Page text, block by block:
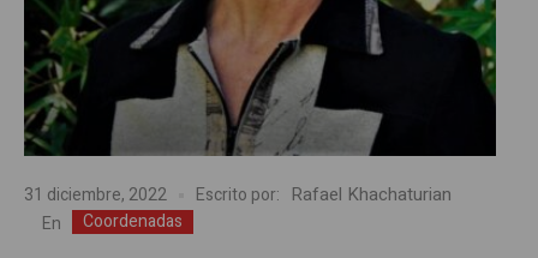
31 diciembre, 2022 Escrito por: Rafael Khachaturian
En Coordenadas